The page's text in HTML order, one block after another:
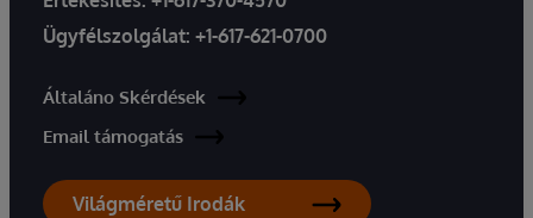
Ügyfélszolgálat: +1-617-621-0700
Általáno Skérdések
Email támogatás
Világméretű Irodák